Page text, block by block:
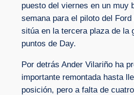
puesto del viernes en un muy
semana para el piloto del
sitúa en la tercera plaza de la
puntos de Day.
Por detrás Ander Vilariño ha
importante remontada hasta
posición, pero a falta de